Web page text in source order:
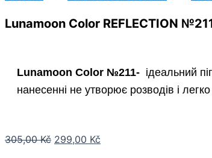
Lunamoon Color REFLECTION
Lunamoon Color №211- ідеальний
нанесенні не утворює розводів і
305,00Kč 299,00 Kč